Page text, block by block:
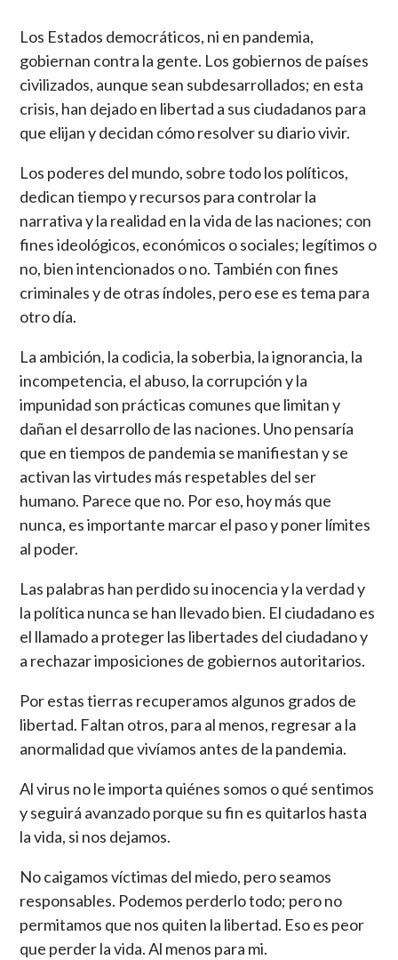
Los Estados democráticos, ni en pandemia,
gobiernan contra la gente. Los gobiernos de países
civilizados, aunque sean subdesarrollados; en esta
crisis, han dejado en libertad a sus ciudadanos para
que elijan y decidan cómo resolver su diario vivir.
Los poderes del mundo, sobre todo los políticos,
dedican tiempo y recursos para controlar la
narrativa y la realidad en la vida de las naciones; con
fines ideológicos, económicos o sociales; legítimos o
no, bien intencionados o no. También con fines
criminales y de otras índoles, pero ese es tema para
otro día.
La ambición, la codicia, la soberbia, la ignorancia, la
incompetencia, el abuso, la corrupción y la
impunidad son prácticas comunes que limitan y
dañan el desarrollo de las naciones. Uno pensaría
que en tiempos de pandemia se manifiestan y se
activan las virtudes más respetables del ser
humano. Parece que no. Por eso, hoy más que
nunca, es importante marcar el paso y poner límites
al poder.
Las palabras han perdido su inocencia y la verdad y
la política nunca se han llevado bien. El ciudadano es
el llamado a proteger las libertades del ciudadano y
a rechazar imposiciones de gobiernos autoritarios.
Por estas tierras recuperamos algunos grados de
libertad. Faltan otros, para al menos, regresar a la
anormalidad que vivíamos antes de la pandemia.
Al virus no le importa quiénes somos o qué sentimos
y seguirá avanzado porque su fin es quitarlos hasta
la vida, si nos dejamos.
No caigamos víctimas del miedo, pero seamos
responsables. Podemos perderlo todo; pero no
permitamos que nos quiten la libertad. Eso es peor
que perder la vida. Al menos para mi.